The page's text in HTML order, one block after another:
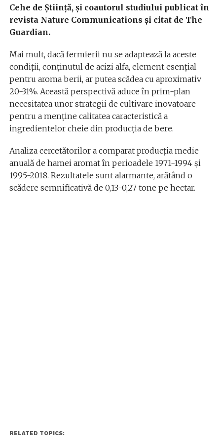
Cehe de Știință, și coautorul studiului publicat în
revista Nature Communications și citat de The
Guardian.
Mai mult, dacă fermierii nu se adaptează la aceste
condiții, conținutul de acizi alfa, element esențial
pentru aroma berii, ar putea scădea cu aproximativ
20-31%. Această perspectivă aduce în prim-plan
necesitatea unor strategii de cultivare inovatoare
pentru a menține calitatea caracteristică a
ingredientelor cheie din producția de bere.
Analiza cercetătorilor a comparat producția medie
anuală de hamei aromat în perioadele 1971-1994 și
1995-2018. Rezultatele sunt alarmante, arătând o
scădere semnificativă de 0,13-0,27 tone pe hectar.
RELATED TOPICS: